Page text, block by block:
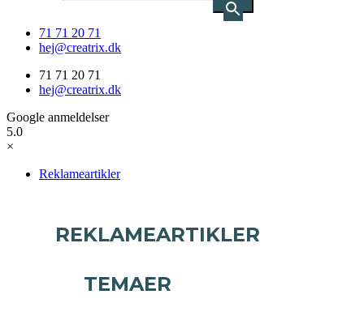
71 71 20 71
hej@creatrix.dk
71 71 20 71
hej@creatrix.dk
Google anmeldelser
5.0
×
Reklameartikler
REKLAMEARTIKLER
TEMAER